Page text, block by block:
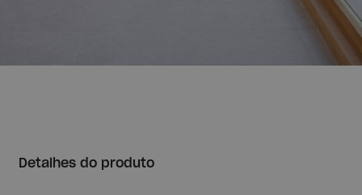
Detalhes do produto